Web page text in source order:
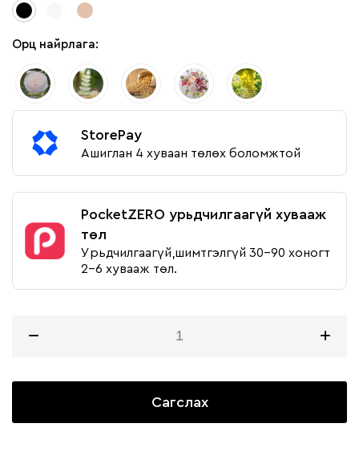
Орц найрлага:
StorePay
Ашиглан 4 хуваан төлөх боломжтой
PocketZERO урьдчилгаагүй хувааж
төл
Урьдчилгаагүй,шимтгэлгүй 30-90 хоногт
2-6 хувааж төл.
Сагслах